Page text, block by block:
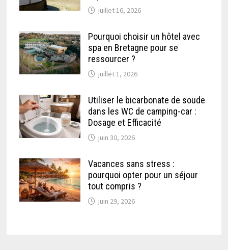
juillet 16, 2026
Pourquoi choisir un hôtel avec
spa en Bretagne pour se
ressourcer ?
juillet 1, 2026
Utiliser le bicarbonate de soude
dans les WC de camping-car :
Dosage et Efficacité
juin 30, 2026
Vacances sans stress :
pourquoi opter pour un séjour
tout compris ?
juin 29, 2026